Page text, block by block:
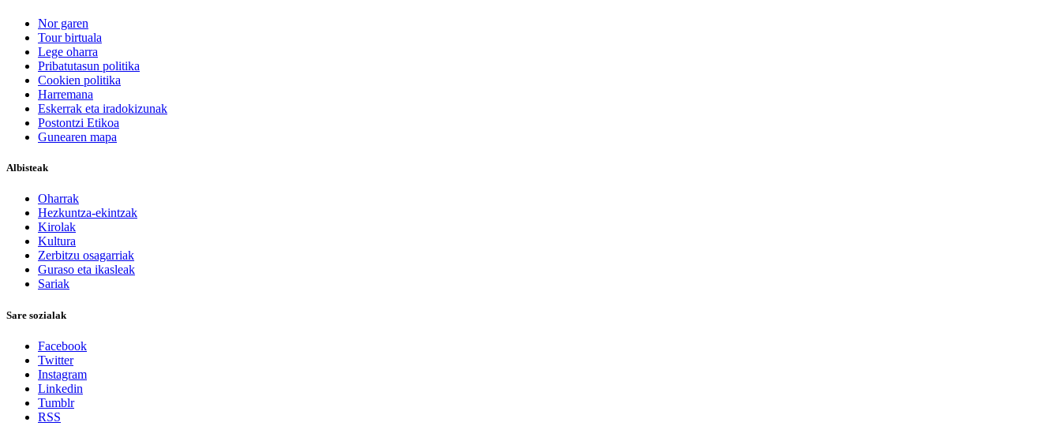
Nor garen
Tour birtuala
Lege oharra
Pribatutasun politika
Cookien politika
Harremana
Eskerrak eta iradokizunak
Postontzi Etikoa
Gunearen mapa
Albisteak
Oharrak
Hezkuntza-ekintzak
Kirolak
Kultura
Zerbitzu osagarriak
Guraso eta ikasleak
Sariak
Sare sozialak
Facebook
Twitter
Instagram
Linkedin
Tumblr
RSS